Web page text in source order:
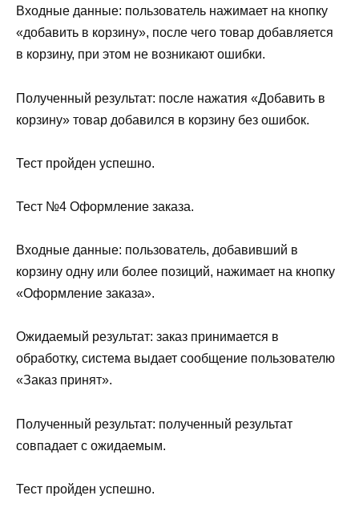
Входные данные: пользователь нажимает на кнопку
«добавить в корзину», после чего товар добавляется
в корзину, при этом не возникают ошибки.
Полученный результат: после нажатия «Добавить в
корзину» товар добавился в корзину без ошибок.
Тест пройден успешно.
Тест №4 Оформление заказа.
Входные данные: пользователь, добавивший в
корзину одну или более позиций, нажимает на кнопку
«Оформление заказа».
Ожидаемый результат: заказ принимается в
обработку, система выдает сообщение пользователю
«Заказ принят».
Полученный результат: полученный результат
совпадает с ожидаемым.
Тест пройден успешно.